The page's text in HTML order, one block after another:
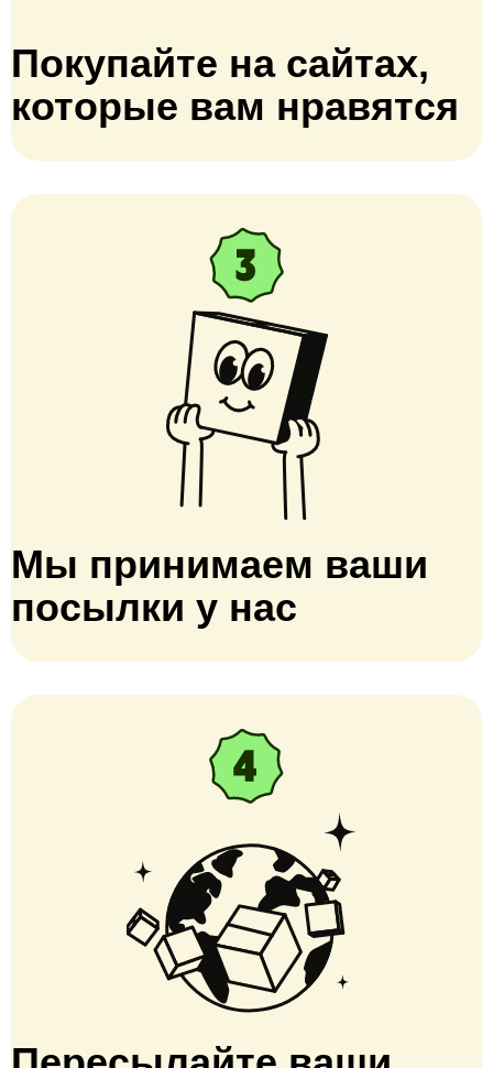
Покупайте на сайтах,
которые вам нравятся
Мы принимаем ваши
посылки у нас